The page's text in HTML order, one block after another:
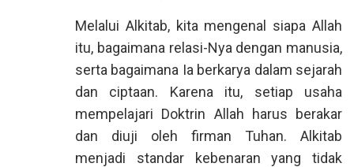
Melalui Alkitab, kita mengenal siapa Allah
itu, bagaimana relasi-Nya dengan manusia,
serta bagaimana Ia berkarya dalam sejarah
dan ciptaan. Karena itu, setiap usaha
mempelajari Doktrin Allah harus berakar
dan diuji oleh firman Tuhan. Alkitab
menjadi standar kebenaran yang tidak